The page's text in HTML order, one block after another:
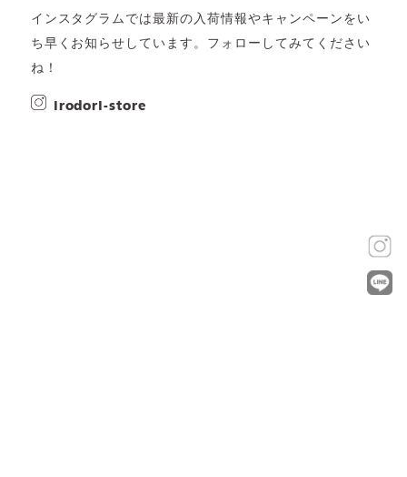
インスタグラムでは最新の入荷情報やキャンペーンをい
ち早くお知らせしています。フォローしてみてください
ね！
irodori-store